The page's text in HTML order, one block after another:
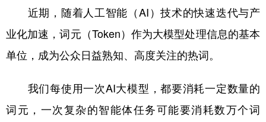
台湾 思客智库 全球连线 教育
科技 科创 量子 体育
文化 书画 健康
访谈 视频 图片 政务
法律 中央文件 金融 汽车
近期，随着人工智能（AI）技术的快速迭代与产
业化加速，词元（Token）作为大模型处理信息的基本
单位，成为公众日益熟知、高度关注的热词。
我们每使用一次AI大模型，都要消耗一定数量的
词元，一次复杂的智能体任务可能要消耗数万个词